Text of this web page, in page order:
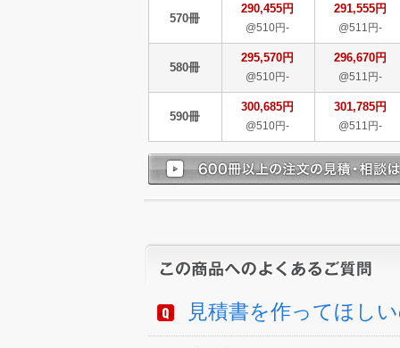
570冊
290,455円
@510円-
291,555円
@511円-
580冊
295,570円
@510円-
296,670円
@511円-
590冊
300,685円
@510円-
301,785円
@511円-
見積書を作ってほし